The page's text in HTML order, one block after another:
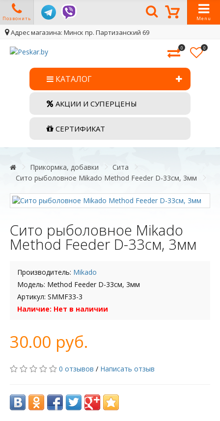
Позвонить Menu
Адрес магазина: Минск пр. Партизанский 69
0 0
КАТАЛОГ
АКЦИИ И СУПЕРЦЕНЫ
СЕРТИФИКАТ
Прикормка, добавки
Сита
Сито рыболовное Mikado Method Feeder D-33см, 3мм
Сито рыболовное Mikado
Method Feeder D-33см, 3мм
Производитель: Mikado
Модель: Method Feeder D-33см, 3мм
Артикул: SMMF33-3
Наличие: Нет в наличии
30.00 руб.
0 отзывов / Написать отзыв